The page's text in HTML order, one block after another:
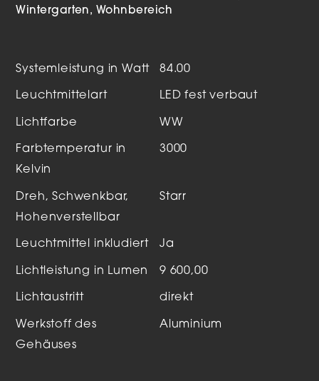
Wintergarten
Wohnbereich
Systemleistung in Watt 84.00
Leuchtmittelart LED fest verbaut
Lichtfarbe WW
Farbtemperatur in
Kelvin
3000
Dreh, Schwenkbar,
Hohenverstellbar
Starr
Leuchtmittel inkludiert Ja
Lichtleistung in Lumen 9 600,00
Lichtaustritt direkt
Werkstoff des
Gehäuses
Aluminium